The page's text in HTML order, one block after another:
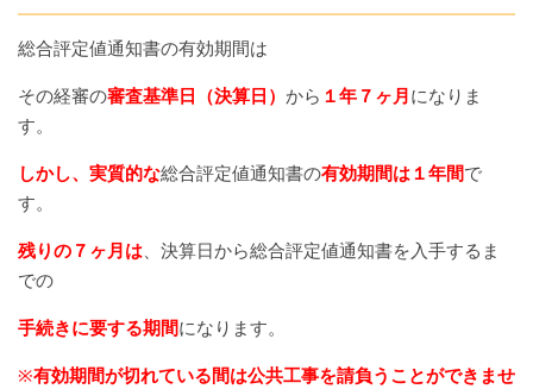
総合評定値通知書の有効期間は
その経審の審査基準日（決算日） から １年７ヶ月 になりま
す。
しかし、実質的な総合評定値通知書の有効期間は１年間で
す。
残りの７ヶ月は 、決算日から総合評定値通知書を入手するま
での
手続きに要する期間になります。
※有効期間が切れている間は公共工事を請負うことができませ